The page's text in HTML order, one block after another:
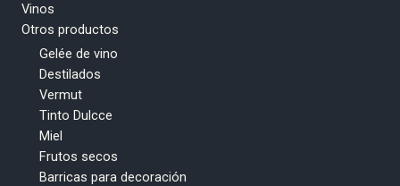
Vinos
Otros productos
Gelée de vino
Destilados
Vermut
Tinto Dulcce
Miel
Frutos secos
Barricas para decoración